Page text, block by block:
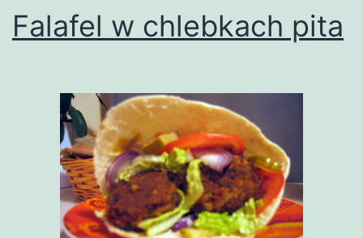
Falafel w chlebkach pita